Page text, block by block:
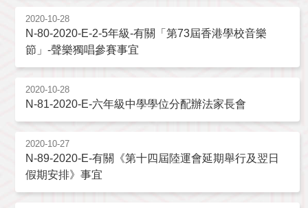
2020-10-28
N-80-2020-E-2-5年級-有關「第73屆香港學校音樂
節」-聲樂獨唱參賽事宜
2020-10-28
N-81-2020-E-六年級中學學位分配辦法家長會
2020-10-27
N-89-2020-E-有關《第十四屆陸運會延期舉行及翌日
假期安排》事宜